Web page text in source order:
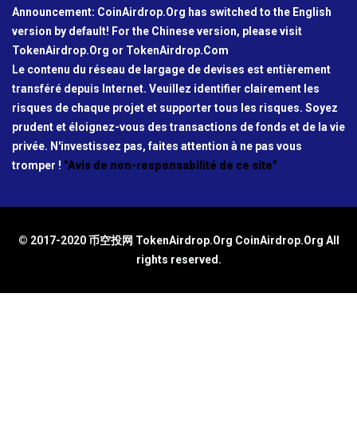
Announcement: CoinAirdrop.Org has switched to the English
version by default! For the Chinese version, please visit
TokenAirdrop.Org or TokenAirdrop.Com
Le contenu du réseau de largage de devises est entièrement
transféré depuis Internet. Veuillez identifier clairement les
risques de chaque projet et supporter tous les risques. Soyez
prudent et éloignez-vous des transactions de fonds et de la vie
privée. N'investissez pas, faites attention à ne pas vous
tromper ! "Avis de non-responsabilité de ce site"
© 2017-2020 币空投网 TokenAirdrop.Org CoinAirdrop.Org All
rights reserved.